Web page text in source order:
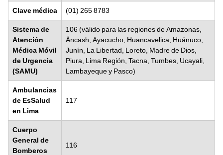
Clave médica (01) 265 8783
Sistema de
Atención
Médica Móvil
de Urgencia
(SAMU)
106 (válido para las regiones de Amazonas,
Áncash, Ayacucho, Huancavelica, Huánuco,
Junín, La Libertad, Loreto, Madre de Dios,
Piura, Lima Región, Tacna, Tumbes, Ucayali,
Lambayeque y Pasco)
Ambulancias
de EsSalud
en Lima
117
Cuerpo
General de
Bomberos
116